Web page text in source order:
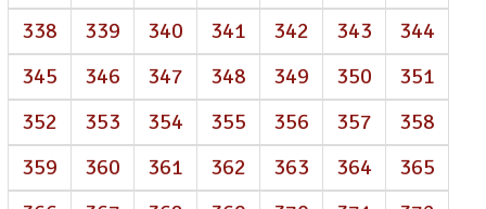
338
339 340 341 342 343
344
345
346 347 348 349 350
351
352
353 354 355 356 357
358
359
360 361 362 363 364
365